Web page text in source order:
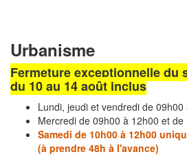
Urbanisme
Fermeture exceptionnelle du
du 10 au 14 août inclus
Lundi, jeudi et vendredi de 09h00
Mercredi de 09h00 à 12h00 et
Samedi de 10h00 à 12h00
(à prendre 48h à l'avance)